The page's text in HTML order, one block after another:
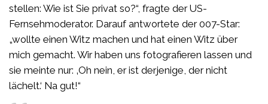
stellen: Wie ist Sie privat so?“, fragte der US-
Fernsehmoderator. Darauf antwortete der 007-Star:
„wollte einen Witz machen und hat einen Witz über
mich gemacht. Wir haben uns fotografieren lassen und
sie meinte nur: ‚Oh nein, er ist derjenige, der nicht
lächelt.‘ Na gut!“